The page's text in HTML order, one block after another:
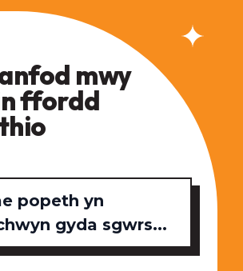
mwy
ffordd
popeth yn
gyda sgwrs...